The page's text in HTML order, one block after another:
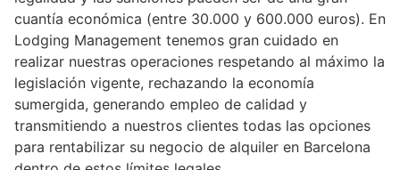
cuantía económica (entre 30.000 y 600.000 euros). En
Lodging Management tenemos gran cuidado en
realizar nuestras operaciones respetando al máximo la
legislación vigente, rechazando la economía
sumergida, generando empleo de calidad y
transmitiendo a nuestros clientes todas las opciones
para rentabilizar su negocio de alquiler en Barcelona